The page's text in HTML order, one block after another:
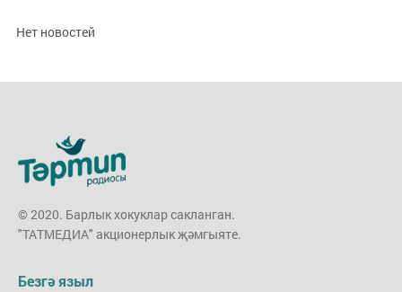
Нет новостей
© 2020. Барлык хокуклар сакланган.
"ТАТМЕДИА" акционерлык җәмгыяте.
Безгә языл